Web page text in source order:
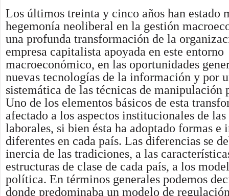
Los últimos treinta y cinco años han estado
hegemonía neoliberal en la gestión
una profunda transformación de la
empresa capitalista apoyada en este entorno
macroeconómico, en las oportunidades
nuevas tecnologías de la información y por
sistemática de las técnicas de manipulación
Uno de los elementos básicos de esta
afectado a los aspectos institucionales de
laborales, si bien ésta ha adoptado formas e
diferentes en cada país. Las diferencias se
inercia de las tradiciones, a las
estructuras de clase de cada país, a los
política. En términos generales podemos
donde predominaba un modelo de